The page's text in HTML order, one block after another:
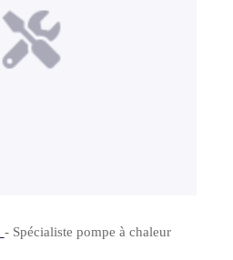
- Spécialiste pompe à chaleur